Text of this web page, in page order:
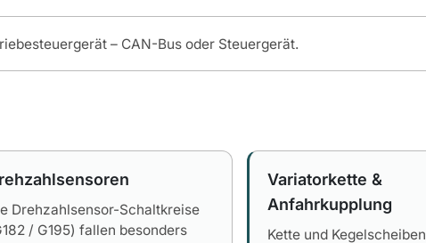
– CAN-Bus oder Steuergerät.
Drehzahlsensor-Schaltkreise
/ G195) fallen besonders
Variatorkette &
Anfahrkupplung
Kette und Kegelscheiben